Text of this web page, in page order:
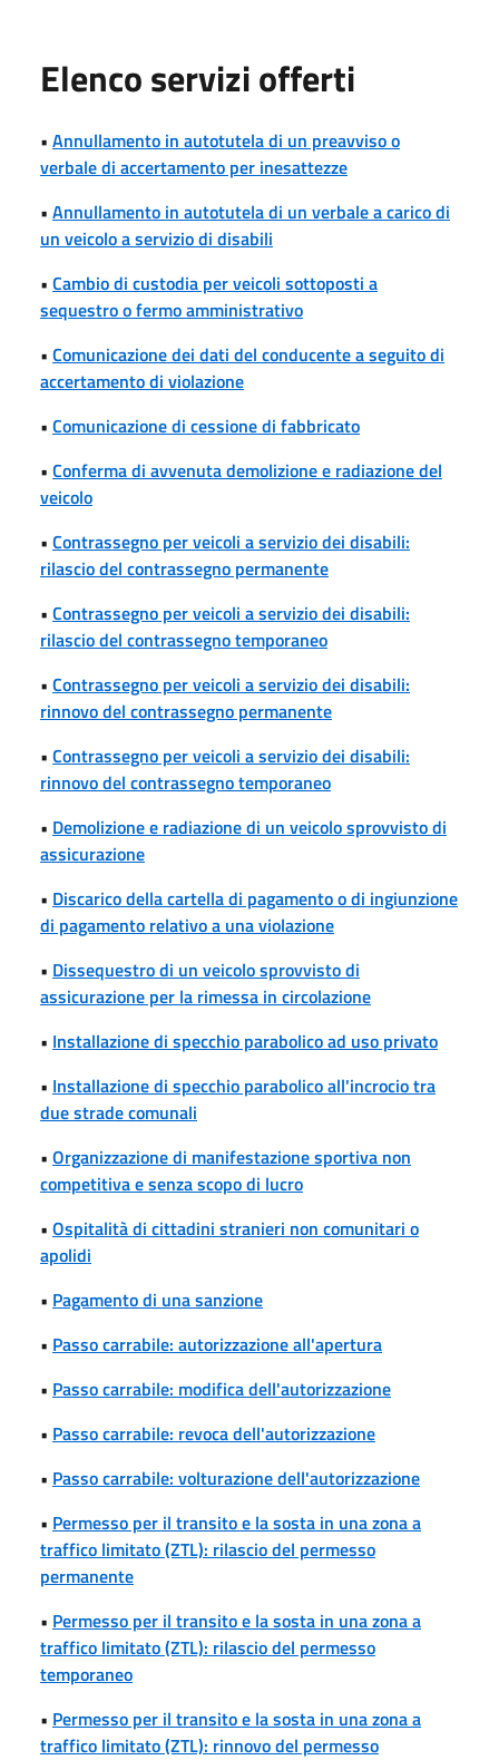
Elenco servizi offerti
• Annullamento in autotutela di un preavviso o
verbale di accertamento per inesattezze
• Annullamento in autotutela di un verbale a carico di
un veicolo a servizio di disabili
• Cambio di custodia per veicoli sottoposti a
sequestro o fermo amministrativo
• Comunicazione dei dati del conducente a seguito di
accertamento di violazione
• Comunicazione di cessione di fabbricato
• Conferma di avvenuta demolizione e radiazione del
veicolo
• Contrassegno per veicoli a servizio dei disabili:
rilascio del contrassegno permanente
• Contrassegno per veicoli a servizio dei disabili:
rilascio del contrassegno temporaneo
• Contrassegno per veicoli a servizio dei disabili:
rinnovo del contrassegno permanente
• Contrassegno per veicoli a servizio dei disabili:
rinnovo del contrassegno temporaneo
• Demolizione e radiazione di un veicolo sprovvisto di
assicurazione
• Discarico della cartella di pagamento o di ingiunzione
di pagamento relativo a una violazione
• Dissequestro di un veicolo sprovvisto di
assicurazione per la rimessa in circolazione
• Installazione di specchio parabolico ad uso privato
• Installazione di specchio parabolico all'incrocio tra
due strade comunali
• Organizzazione di manifestazione sportiva non
competitiva e senza scopo di lucro
• Ospitalità di cittadini stranieri non comunitari o
apolidi
• Pagamento di una sanzione
• Passo carrabile: autorizzazione all'apertura
• Passo carrabile: modifica dell'autorizzazione
• Passo carrabile: revoca dell'autorizzazione
• Passo carrabile: volturazione dell'autorizzazione
• Permesso per il transito e la sosta in una zona a
traffico limitato (ZTL): rilascio del permesso
permanente
• Permesso per il transito e la sosta in una zona a
traffico limitato (ZTL): rilascio del permesso
temporaneo
• Permesso per il transito e la sosta in una zona a
traffico limitato (ZTL): rinnovo del permesso